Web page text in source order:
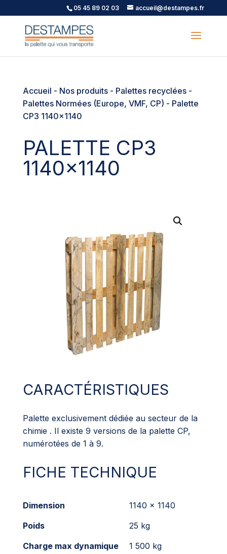
05 45 89 02 03 accueil@destampes.fr
Accueil - Nos produits- Palettes recyclées-
Palettes Normées (Europe, VMF, CP) - Palette
CP3 1140×1140
PALETTE CP3
1140×1140
CARACTÉRISTIQUES
Palette exclusivement dédiée au secteur de la
chimie . Il existe 9 versions de la palette CP,
numérotées de 1 à 9.
FICHE TECHNIQUE
Dimension
1140 x 1140
Poids
25 kg
Charge max dynamique
1 500 kg